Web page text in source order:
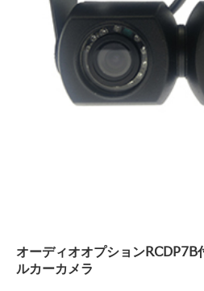
オーディオオプション
ルカーカメラ